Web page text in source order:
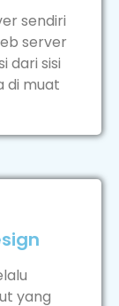
sendiri
server
dari sisi
di muat
yang